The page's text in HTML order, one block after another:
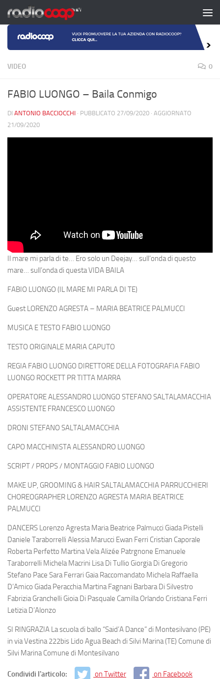
Salta al contenuto
VIDEO 0
FABIO LUONGO – Baila Conmigo
DI ANTONIO BACCIOCCHI · PUBBLICATO 27/09/2020 · AGGIORNATO
21/09/2020
Il mare mi parla di te… Ero solo un Deejay… sull’onda di questo
mare… sull’onda di questa VIDA BAILA
FABIO LUONGO (IL MARE MI PARLA DI TE)
Guest LORENZO AGRESTA – MARIA BEATRICE PALMUCCI
MUSICA E TESTO FABIO LUONGO
TESTO ORIGINALE MARIA CAPUTO
REGIA FABIO LUONGO DIRETTORE DELLA FOTOGRAFIA FABIO
LUONGO ROCKETT PR TITTA MARRA
OPERATORE ALESSANDRO LUONGO STEFANO SALTALAMACCHIA
ASSISTENTE FRANCESCO LUONGO
DRONI STEFANO SALTALAMACCHIA
CAPO MACCHINISTA ALESSANDRO LUONGO
SCRIPT / PROPS / MONTAGGIO FABIO LUONGO
MAKE UP, GROOMING & HAIR SALTALAMACCHIA PARRUCCHIERI
CHOREOGRAPHER LORENZO AGRESTA MARIA BEATRICE
PALMUCCI
DANCERS Lorenzo Agresta Maria Beatrice Palmucci Giada Pistelli
Daniele Taraborrelli Alessia Marucci Ewan Ferri Cristian Caporale
Roberta Perfetto Martina Vela Alizée Patrgnone Emanuele
Taraborrelli Michela Macrini Lisa Di Tullio Giorgia Di Gregorio
Stefano Pace Sara Ferrari Gaia Raccomandato Michela Raffaella
D’Amico Giada Peracchia Martina Fagnani Barbara Di Silvestro
Fabrizia Granchelli Gioia Di Pasquale Camilla Orlando Cristiana Ferri
Letizia D’Alonzo
SI RINGRAZIA La scuola di ballo “Said’A Dance” di Montesilvano (PE)
in via Vestina 222bis Lido Agua Beach di Silvi Marina (TE) Comune di
Silvi Marina Comune di Montesilvano
Condividi l'articolo: on Twitter on Facebook